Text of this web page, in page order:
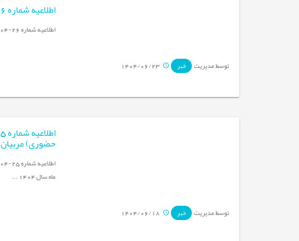
اطلاعیه شماره 26-04:اعلام شروع ثبت نام مهر و آبان سال 1404
اطلاعیه شماره 26-04:اعلام شروع ثبت نام مهر و آبان سال 1404 ...
توسط مدیریت خبر 1404/06/23
حضوری) مربیان 22 شهریور ماه سال 1404
ماه سال 1404 ...
توسط مدیریت خبر 1404/06/18